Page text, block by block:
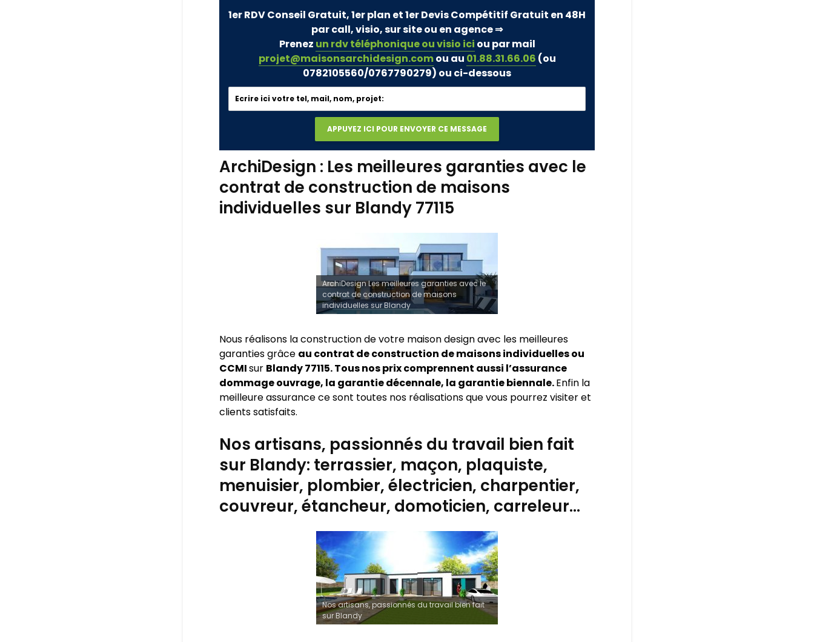
1er RDV Conseil Gratuit, 1er plan et 1er Devis Compétitif Gratuit en 48H
par call, visio, sur site ou en agence ⇒
Prenez un rdv téléphonique ou visio ici ou par mail
projet@maisonsarchidesign.comou au 01.88.31.66.06 (ou
0782105560/0767790279) ou ci-dessous
ArchiDesign : Les meilleures garanties avec le
contrat de construction de maisons
individuelles sur Blandy 77115
ArchiDesign Les meilleures garanties avec le
contrat de construction de maisons
individuelles sur Blandy
Nous réalisons la construction de votre maison design avec les meilleures
garanties grâce au contrat de construction de maisons individuelles ou
CCMIsur Blandy 77115. Tous nos prix comprennent aussi l’assurance
dommage ouvrage, la garantie décennale, la garantie biennale.Enfin la
meilleure assurance ce sont toutes nos réalisations que vous pourrez visiter et
clients satisfaits.
Nos artisans, passionnés du travail bien fait
sur Blandy: terrassier, maçon, plaquiste,
menuisier, plombier, électricien, charpentier,
couvreur, étancheur, domoticien, carreleur…
Nos artisans, passionnés du travail bien fait
sur Blandy